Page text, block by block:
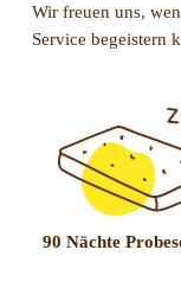
Wir freuen uns,
Service begeistern
90 Nächte